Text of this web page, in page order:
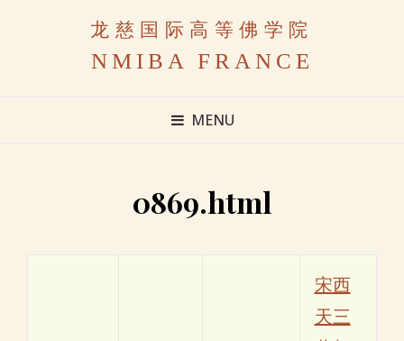
龙慈国际高等佛学院
NMIBA FRANCE
MENU
0869.html
宋西
天三